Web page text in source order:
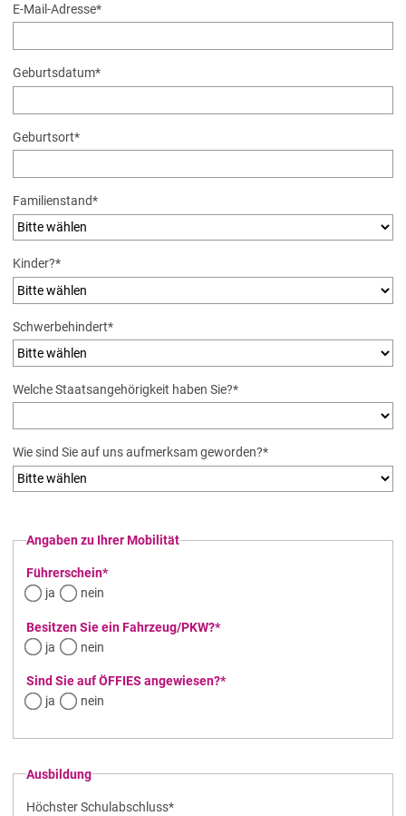
E-Mail-Adresse*
Geburtsdatum*
Geburtsort*
Pflichtfeld
Familienstand*
Pflichtfeld
Kinder?*
Pflichtfeld
Schwerbehindert*
Pflichtfeld
Welche Staatsangehörigkeit haben Sie?*
Pflichtfeld
Wie sind Sie auf uns aufmerksam geworden?*
Angaben zu Ihrer Mobilität
Pflichtfeld
Führerschein*
ja
nein
Pflichtfeld
Besitzen Sie ein Fahrzeug/PKW?*
ja
nein
Pflichtfeld
Sind Sie auf ÖFFIES angewiesen?*
ja
nein
Ausbildung
Pflichtfeld
Höchster Schulabschluss*